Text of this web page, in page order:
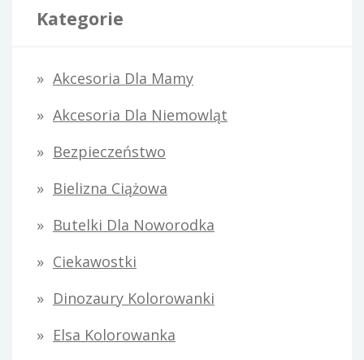
Kategorie
Akcesoria Dla Mamy
Akcesoria Dla Niemowląt
Bezpieczeństwo
Bielizna Ciążowa
Butelki Dla Noworodka
Ciekawostki
Dinozaury Kolorowanki
Elsa Kolorowanka